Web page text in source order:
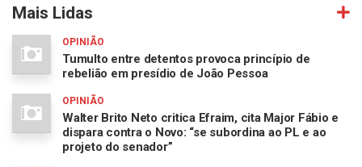
Mais Lidas
OPINIÃO
Tumulto entre detentos provoca princípio de
rebelião em presídio de João Pessoa
OPINIÃO
Walter Brito Neto critica Efraim, cita Major Fábio e
dispara contra o Novo: “se subordina ao PL e ao
projeto do senador”